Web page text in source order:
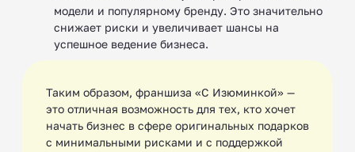
модели и популярному бренду. Это значительно
снижает риски и увеличивает шансы на
успешное ведение бизнеса.
Таким образом, франшиза «С Изюминкой» —
это отличная возможность для тех, кто хочет
начать бизнес в сфере оригинальных подарков
с минимальными рисками и с поддержкой